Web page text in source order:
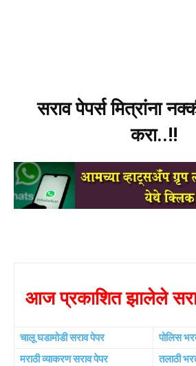
सराव पेपर्स मित्रांना
करा..!!
आज प्रकाशित झालेले
चालू घडामोडी सराव पेपर
पोलिस
मराठी व्याकरण सराव पेपर
तलाठी